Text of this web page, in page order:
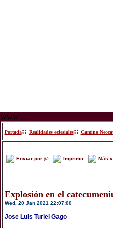
www
Portada:: Realidades eclesiales:: Camino
Enviar por @ Imprimir Más
Explosión en el
Wed, 20 Jan 2021 22:07:00
Jose Luis Turiel Gago